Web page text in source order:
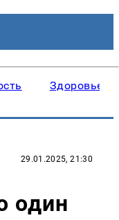
Здоровье
29.01.2025, 21:30
один